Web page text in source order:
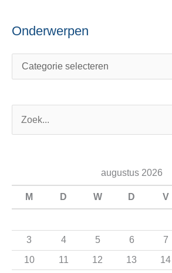
Onderwerpen
a
r
:
augustus 2026
M D W D V
3
4 5 6 7
10
11 12 13 14